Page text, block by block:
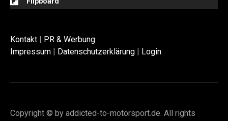
Kontakt | PR & Werbung
Impressum | Datenschutzerklärung | Login
Copyright © by addicted-to-motorsport.de. All rights